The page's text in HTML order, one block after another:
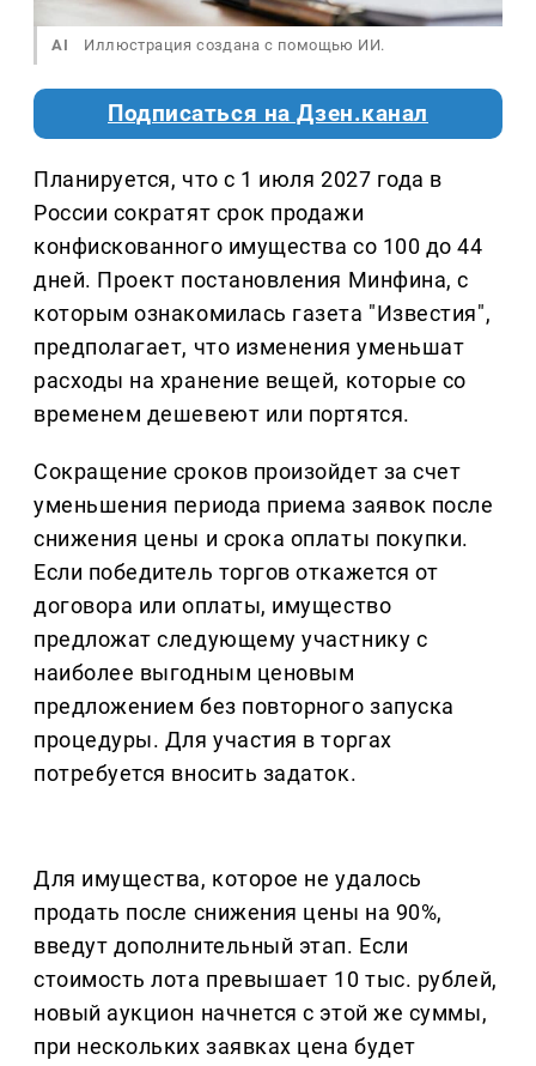
AI Иллюстрация создана с помощью ИИ.
Подписаться на Дзен.канал
Планируется, что с 1 июля 2027 года в
России сократят срок продажи
конфискованного имущества со 100 до 44
дней. Проект постановления Минфина, с
которым ознакомилась газета "Известия",
предполагает, что изменения уменьшат
расходы на хранение вещей, которые со
временем дешевеют или портятся.
Сокращение сроков произойдет за счет
уменьшения периода приема заявок после
снижения цены и срока оплаты покупки.
Если победитель торгов откажется от
договора или оплаты, имущество
предложат следующему участнику с
наиболее выгодным ценовым
предложением без повторного запуска
процедуры. Для участия в торгах
потребуется вносить задаток.
Для имущества, которое не удалось
продать после снижения цены на 90%,
введут дополнительный этап. Если
стоимость лота превышает 10 тыс. рублей,
новый аукцион начнется с этой же суммы,
при нескольких заявках цена будет